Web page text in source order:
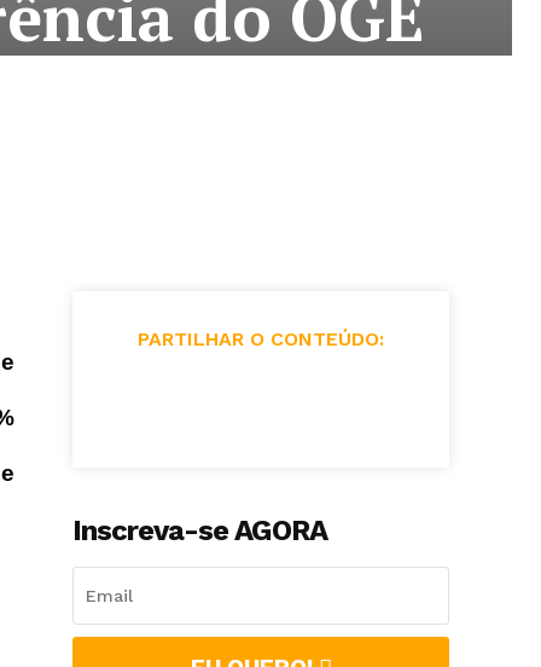
PARTILHAR O CONTEÚDO:
Inscreva-se AGORA